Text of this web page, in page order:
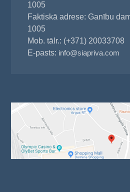
1005
Faktiskā adrese: Ganību
1005
Mob. tālr.: (+371) 20033708
E-pasts: info@siapriva.com